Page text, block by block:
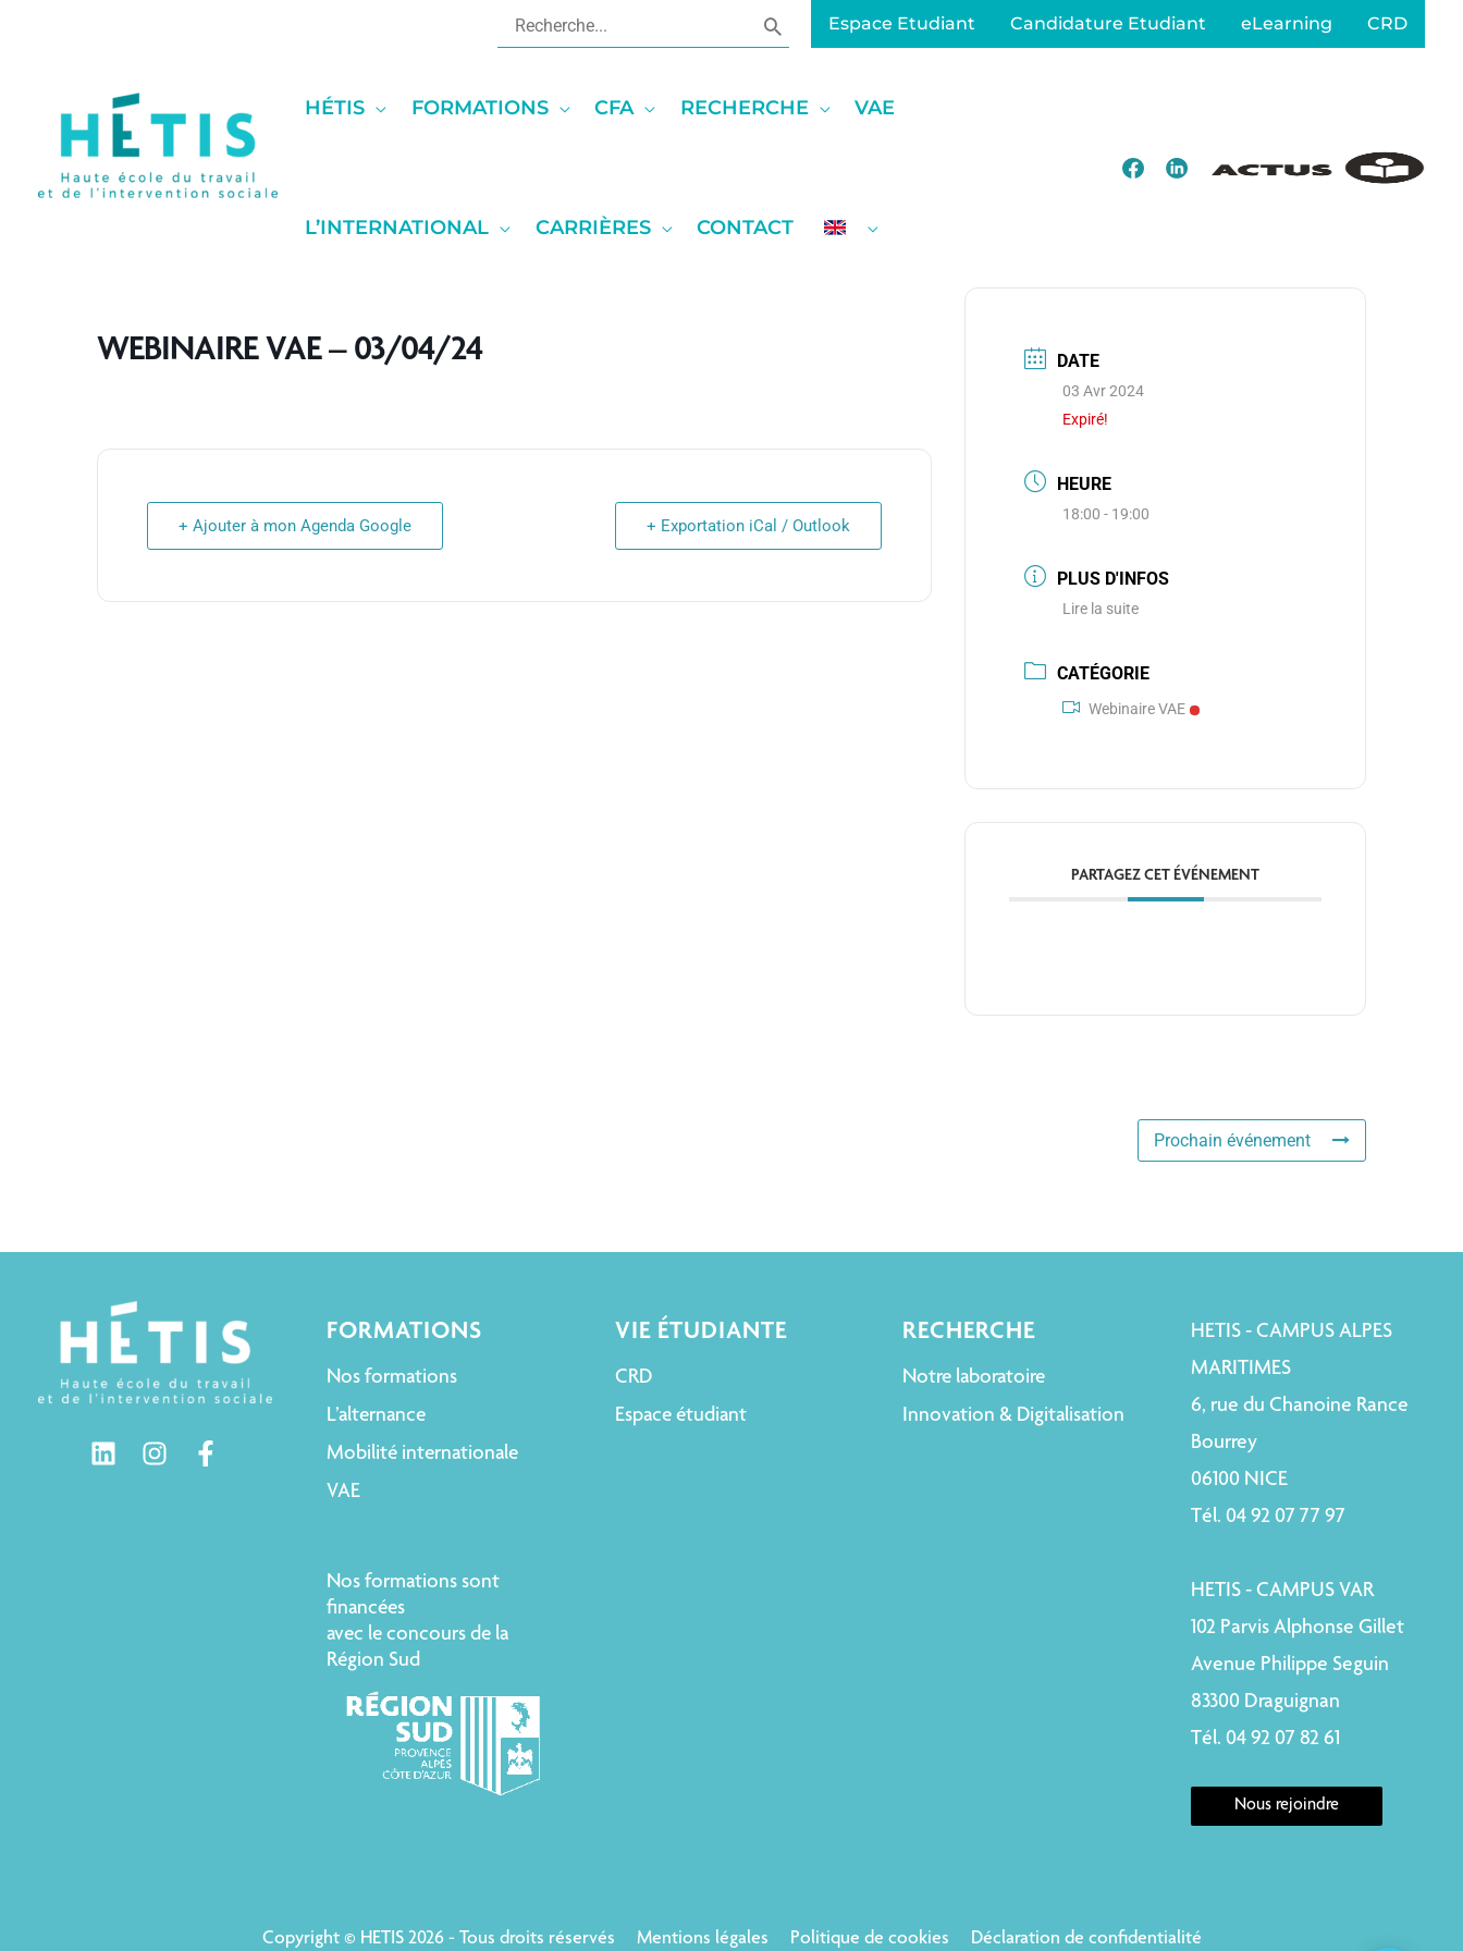
Rechercher: Espace Etudiant Candidature Etudiant eLearning CRD
HÉTIS FORMATIONS CFA RECHERCHE VAE
L’INTERNATIONAL CARRIÈRES CONTACT
WEBINAIRE VAE – 03/04/24
+ Ajouter à mon Agenda Google + Exportation iCal / Outlook
DATE
03 Avr 2024
Expiré!
HEURE
18:00 - 19:00
PLUS D'INFOS
Lire la suite
CATÉGORIE
Webinaire VAE
PARTAGEZ CET ÉVÉNEMENT
Prochain événement
FORMATIONS
Nos formations
L’alternance
Mobilité internationale
VAE
Nos formations sont
financées
avec le concours de la
Région Sud
VIE ÉTUDIANTE
CRD
Espace étudiant
RECHERCHE
Notre laboratoire
Innovation & Digitalisation
HETIS - CAMPUS ALPES
MARITIMES
6, rue du Chanoine Rance
Bourrey
06100 NICE
Tél. 04 92 07 77 97
HETIS - CAMPUS VAR
102 Parvis Alphonse Gillet
Avenue Philippe Seguin
83300 Draguignan
Tél. 04 92 07 82 61
Nous rejoindre
Copyright © HETIS 2026 - Tous droits réservés Mentions légales Politique de cookies Déclaration de confidentialité